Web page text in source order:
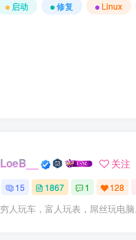
启动 修复 Linux
LoeB__ 关注
15 1867 1 128
穷人玩车，富人玩表，屌丝玩电脑